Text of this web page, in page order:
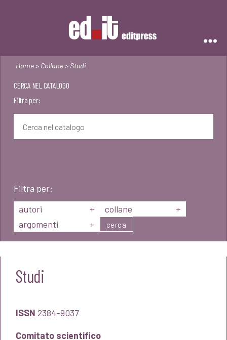
Home> Collane> Studi
CERCA NEL CATALOGO
Filtra per:
Filtra per:
autori
+ collane
+
argomenti
+ cerca
Studi
ISSN 2384-9037
Comitato scientifico